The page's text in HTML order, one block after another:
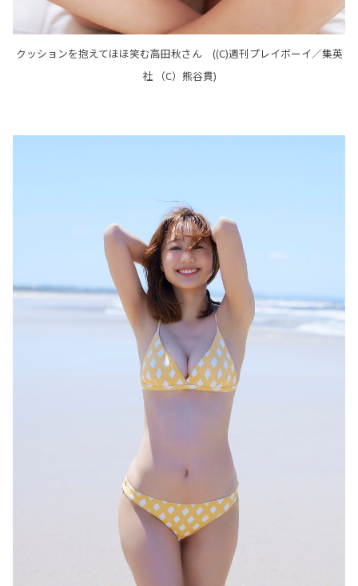
クッションを抱えてほほ笑む高田秋さん ((C)週刊プレイボーイ／集英
社 （C）熊谷貫)